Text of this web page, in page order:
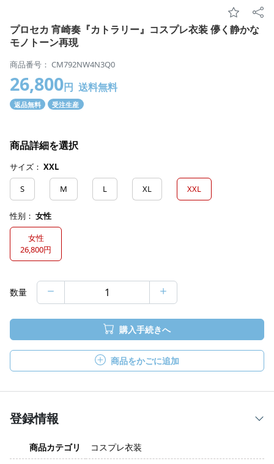
プロセカ 宵崎奏『カトラリー』コスプレ衣装 儚く静かな
モノトーン再現
商品番号： CM792NW4N3Q0
26,800円 送料無料
返品無料 受注生産
商品詳細を選択
サイズ： XXL
S
M L XL XXL
性别： 女性
女性
26,800円
数量
購入手続きへ
商品をかごに追加
登録情報
商品カテゴリ
コスプレ衣装